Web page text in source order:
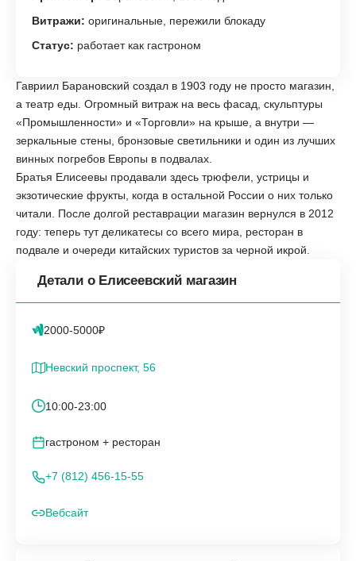
Витражи: оригинальные, пережили блокаду
Статус: работает как гастроном
Гавриил Барановский создал в 1903 году не просто магазин,
а театр еды. Огромный витраж на весь фасад, скульптуры
«Промышленности» и «Торговли» на крыше, а внутри —
зеркальные стены, бронзовые светильники и один из лучших
винных погребов Европы в подвалах.
Братья Елисеевы продавали здесь трюфели, устрицы и
экзотические фрукты, когда в остальной России о них только
читали. После долгой реставрации магазин вернулся в 2012
году: теперь тут деликатесы со всего мира, ресторан в
подвале и очереди китайских туристов за черной икрой.
Детали о Елисеевский магазин
2000-5000₽
Невский проспект, 56
10:00-23:00
гастроном + ресторан
+7 (812) 456-15-55
Вебсайт